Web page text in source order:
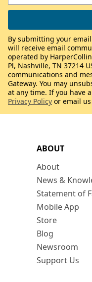
ABOUT
About
News &
Statement of
Mobile App
Store
Blog
Newsroom
Support Us
By submitting your
will receive email
operated by
Pl, Nashville, TN 37214
communications and
Gateway. You may
at any time. If you have
Privacy Policy or email